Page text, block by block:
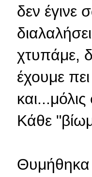
δεν έγινε
χτυπάμε,
έχουμε
Κάθε
Θυμήθηκα